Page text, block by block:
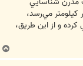
كيلومتر مي‌رسد،
و از اين طريق،